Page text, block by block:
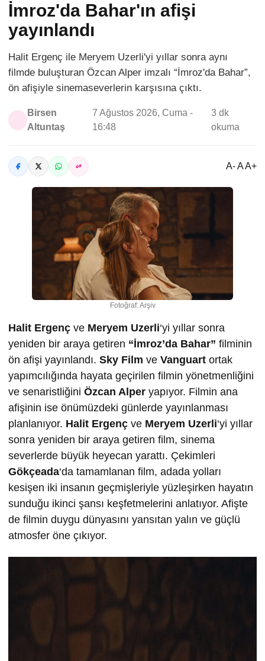
İmroz'da Bahar'ın afişi
yayınlandı
Halit Ergenç ile Meryem Uzerli'yi yıllar sonra aynı
filmde buluşturan Özcan Alper imzalı “İmroz'da Bahar”,
ön afişiyle sinemaseverlerin karşısına çıktı.
Birsen
Altuntaş
7 Ağustos 2026, Cuma -
16:48
3 dk
okuma
A- A A+
Fotoğraf: Arşiv
Halit Ergenç ve Meryem Uzerli‘yi yıllar sonra
yeniden bir araya getiren “İmroz’da Bahar” filminin
ön afişi yayınlandı. Sky Film ve Vanguart ortak
yapımcılığında hayata geçirilen filmin yönetmenliğini
ve senaristliğini Özcan Alper yapıyor. Filmin ana
afişinin ise önümüzdeki günlerde yayınlanması
planlanıyor. Halit Ergenç ve Meryem Uzerli‘yi yıllar
sonra yeniden bir araya getiren film, sinema
severlerde büyük heyecan yarattı. Çekimleri
Gökçeada‘da tamamlanan film, adada yolları
kesişen iki insanın geçmişleriyle yüzleşirken hayatın
sunduğu ikinci şansı keşfetmelerini anlatıyor. Afişte
de filmin duygu dünyasını yansıtan yalın ve güçlü
atmosfer öne çıkıyor.